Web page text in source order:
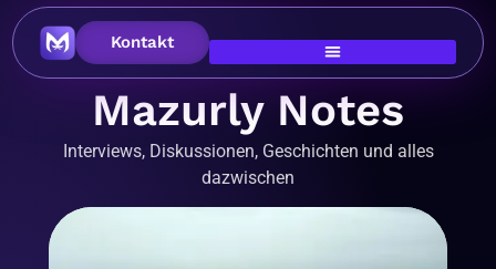
Kontakt
Mazurly Notes
Interviews, Diskussionen, Geschichten und alles
dazwischen